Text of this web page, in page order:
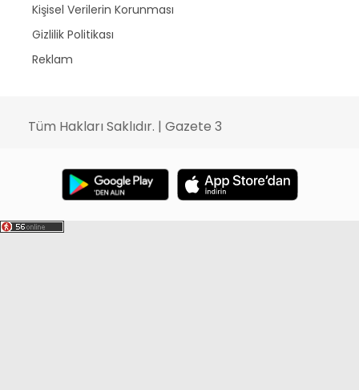
Kişisel Verilerin Korunması
Gizlilik Politikası
Reklam
Tüm Hakları Saklıdır. | Gazete 3